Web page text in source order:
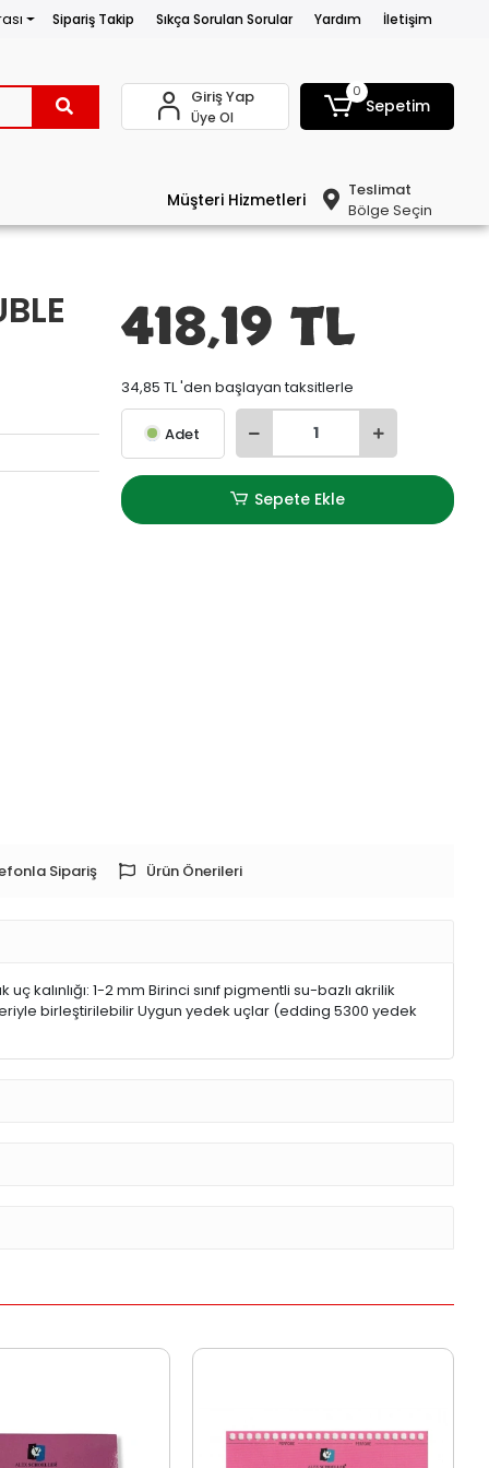
Sipariş Takip Sıkça Sorulan Sorular Yardım İletişim
Giriş Yap
Üye Ol
0
Sepetim
Müşteri Hizmetleri
Teslimat
Bölge Seçin
418,19 TL
34,85 TL 'den başlayan taksitlerle
Adet
Sepete Ekle
Sipariş Ürün Önerileri
1-2 mm Birinci sınıf pigmentli su-bazlı akrilik
birleştirilebilir Uygun yedek uçlar (edding 5300 yedek